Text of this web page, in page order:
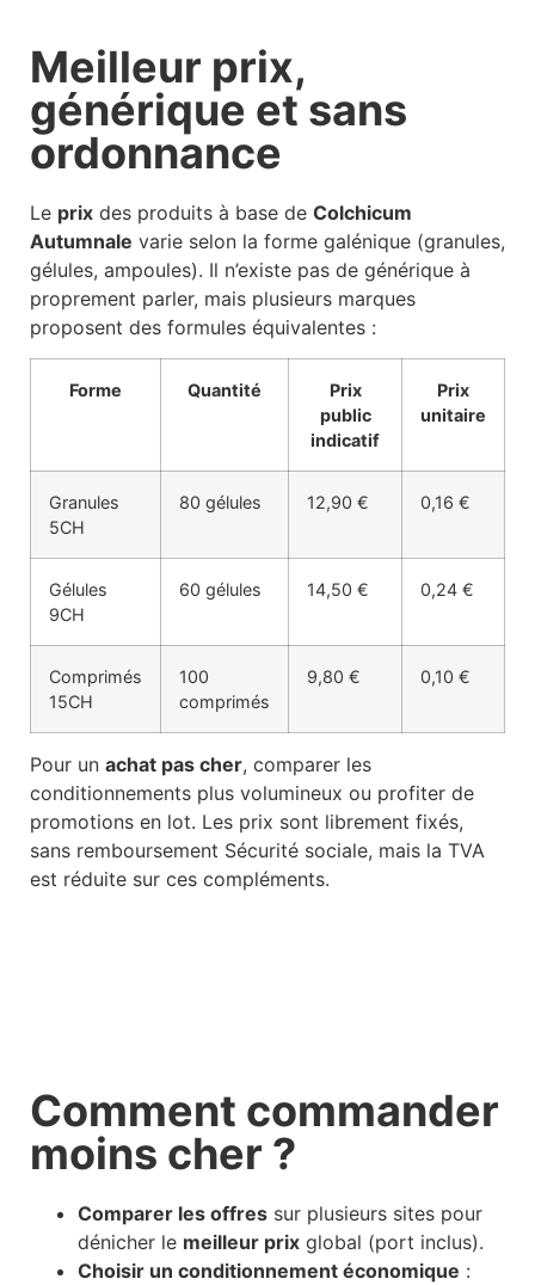
Meilleur prix,
générique et sans
ordonnance
Le prix des produits à base de Colchicum
Autumnale varie selon la forme galénique (granules,
gélules, ampoules). Il n’existe pas de générique à
proprement parler, mais plusieurs marques
proposent des formules équivalentes :
Forme Quantité
Prix
public
indicatif
Prix
unitaire
Granules
5CH
80 gélules 12,90 € 0,16 €
Gélules
9CH
60 gélules 14,50 € 0,24 €
Comprimés
15CH
100
comprimés
9,80 € 0,10 €
Pour un achat pas cher, comparer les
conditionnements plus volumineux ou profiter de
promotions en lot. Les prix sont librement fixés,
sans remboursement Sécurité sociale, mais la TVA
est réduite sur ces compléments.
Comment commander
moins cher ?
Comparer les offres sur plusieurs sites pour
dénicher le meilleur prix global (port inclus).
Choisir un conditionnement économique :